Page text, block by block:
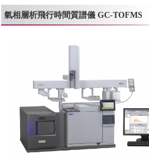
氣相層析飛行時間質譜儀 GC-TOFMS